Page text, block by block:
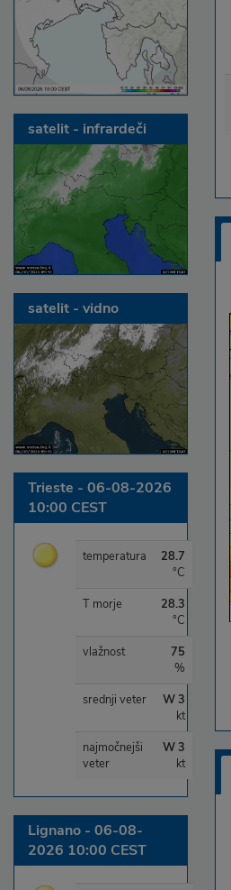
satelit - infrardeči
satelit - vidno
Trieste - 06-08-2026
10:00 CEST
temperatura
28.7
°C
T morje
28.3
°C
vlažnost
75
%
srednji veter
W 3
kt
najmočnejši
veter
W 3
kt
Lignano - 06-08-
2026 10:00 CEST